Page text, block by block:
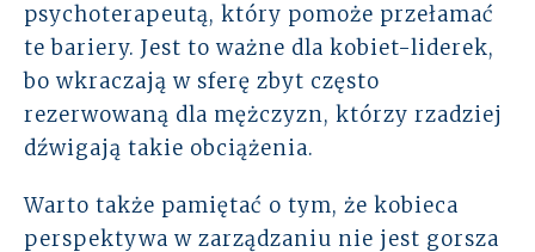
psychoterapeutą, który pomoże przełamać
te bariery. Jest to ważne dla kobiet-liderek,
bo wkraczają w sferę zbyt często
rezerwowaną dla mężczyzn, którzy rzadziej
dźwigają takie obciążenia.
Warto także pamiętać o tym, że kobieca
perspektywa w zarządzaniu nie jest gorsza